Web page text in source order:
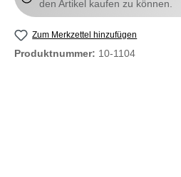
den Artikel kaufen zu können.
Zum Merkzettel hinzufügen
Produktnummer: 10-1104